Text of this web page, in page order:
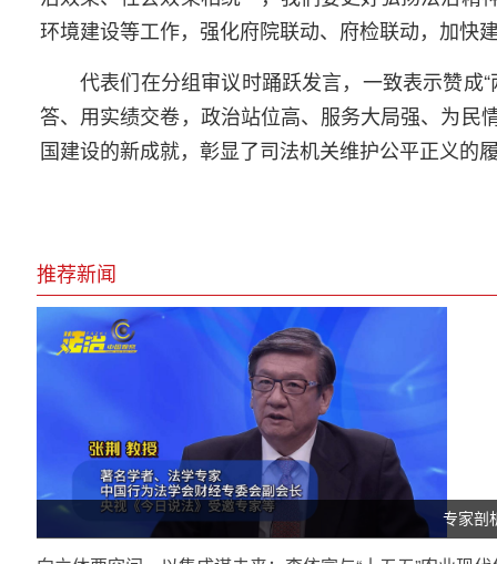
环境建设等工作，强化府院联动、府检联动，加快
代表们在分组审议时踊跃发言，一致表示赞成
答、用实绩交卷，政治站位高、服务大局强、为
国建设的新成就，彰显了司法机关维护公平正义的
推荐新闻
专家剖